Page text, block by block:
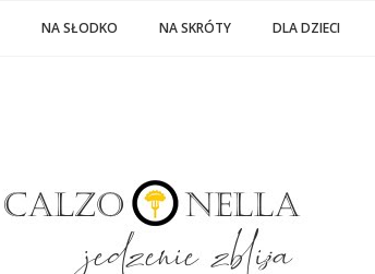
NA SŁODKO NA SKRÓTY DLA DZIECI